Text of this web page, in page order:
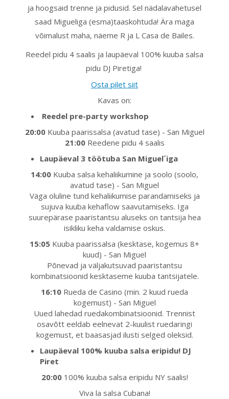
ja hoogsaid trenne ja pidusid. Sel nädalavahetusel
saad Migueliga (esma)taaskohtuda! Ära maga
võimalust maha, näeme R ja L Casa de Bailes.
Reedel pidu 4 saalis ja laupäeval 100% kuuba salsa
pidu DJ Piretiga!
Osta pilet siit
Kavas on:
Reedel pre-party workshop
20:00Kuuba paarissalsa (avatud tase) - San Miguel
21:00Reedene pidu 4 saalis
Laupäeval 3 töötuba San Miguel´iga
14:00 Kuuba salsa kehaliikumine ja soolo (soolo,
avatud tase) - San Miguel
Väga oluline tund kehaliikumise parandamiseks ja
sujuva kuuba kehaflow saavutamiseks. Iga
suurepärase paaristantsu aluseks on tantsija hea
isikliku keha valdamise oskus.
15:05 Kuuba paarissalsa (kesktase, kogemus 8+
kuud) - San Miguel
Põnevad ja väljakutsuvad paaristantsu
kombinatsioonid kesktaseme kuuba tantsijatele.
16:10 Rueda de Casino (min. 2 kuud rueda
kogemust) - San Miguel
Uued lahedad ruedakombinatsioonid. Trennist
osavõtt eeldab eelnevat 2-kuulist ruedaringi
kogemust, et baasasjad ilusti selged oleksid.
Laupäeval 100% kuuba salsa eripidu! DJ
Piret
20:00100% kuuba salsa eripidu NY saalis!
Viva la salsa Cubana!